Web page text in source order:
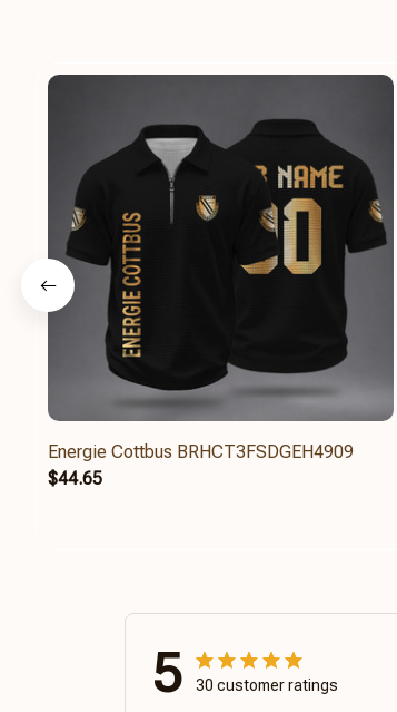
Energie Cottbus BRHCT3FSDGEH4909
$44.65
5 30 customer ratings